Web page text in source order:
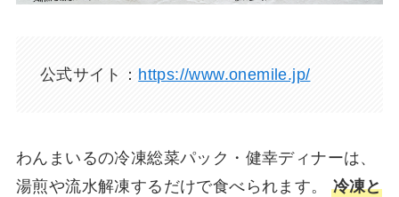
公式サイト： https://www.onemile.jp/
わんまいるの冷凍総菜パック・健幸ディナーは、
湯煎や流水解凍するだけで食べられます。
冷凍と